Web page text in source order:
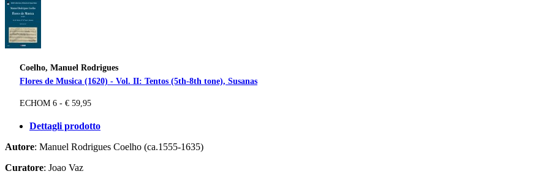
Coelho, Manuel Rodrigues
Flores de Musica (1620) - Vol. II: Tentos (5th-8th tone), Susanas
ECHOM 6 - € 59,95
Dettagli prodotto
Autore: Manuel Rodrigues Coelho (ca.1555-1635)
Curatore: Joao Vaz